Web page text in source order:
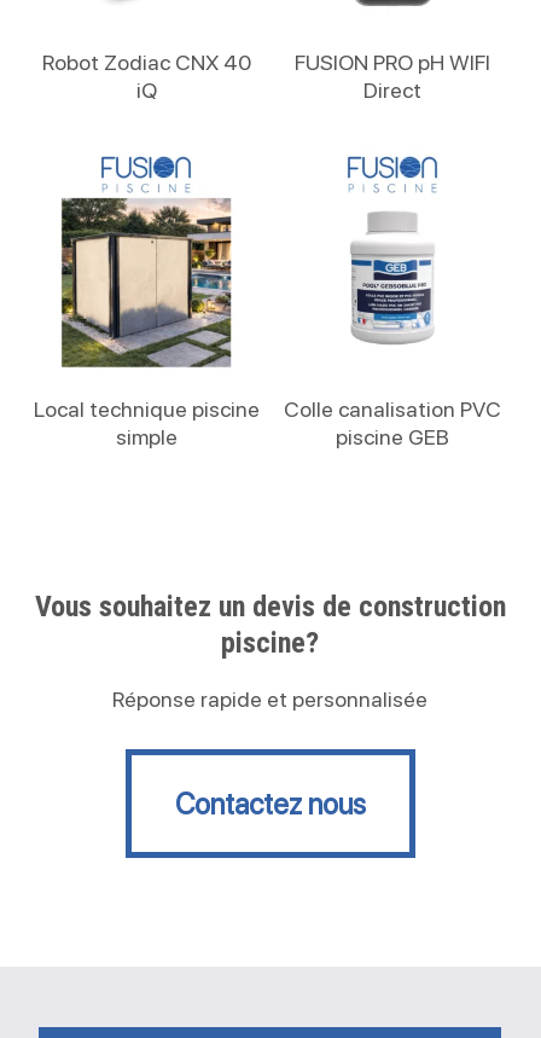
Robot Zodiac CNX 40
iQ
FUSION PRO pH WIFI
Direct
Local technique piscine
simple
Colle canalisation PVC
piscine GEB
Vous souhaitez un devis de construction
piscine?
Réponse rapide et personnalisée
Contactez nous
Contactez nous